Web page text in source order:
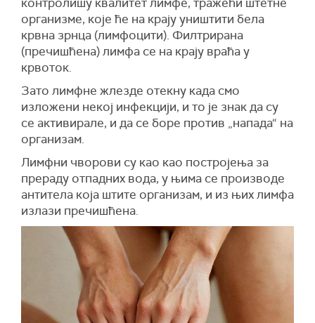
организме, које ће на крају уништити бела
крвна зрнца (лимфоцити). Филтрирана
(пречишћена) лимфа се на крају враћа у
крвоток.
Зато лимфне жлезде отекну када смо
изложени некој инфекцији, и то је знак да су
се активирале, и да се боре против „напада“ на
организам.
Лимфни чворови су као као постројења за
прераду отпадних вода, у њима се производе
антитела која штите организам, и из њих лимфа
излази пречишћена.